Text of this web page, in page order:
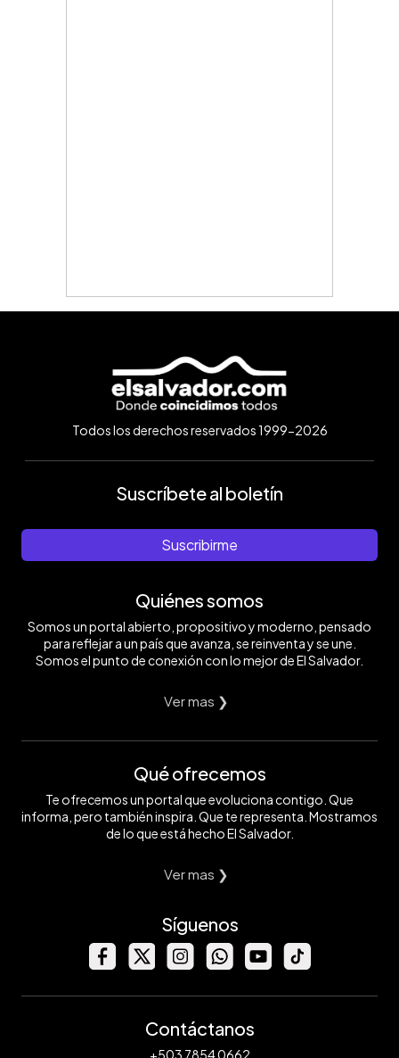
Todos los derechos reservados 1999-2026
Suscríbete al boletín
Suscribirme
Quiénes somos
Somos un portal abierto, propositivo y moderno, pensado
para reflejar a un país que avanza, se reinventa y se une.
Somos el punto de conexión con lo mejor de El Salvador.
Ver mas ❯
Qué ofrecemos
Te ofrecemos un portal que evoluciona contigo. Que
informa, pero también inspira. Que te representa. Mostramos
de lo que está hecho El Salvador.
Ver mas ❯
Síguenos
Contáctanos
+503 7854 0662